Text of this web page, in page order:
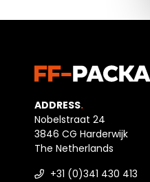
ADDRESS.
Nobelstraat 24
3846 CG Harderwijk
The Netherlands
+31 (0)341 430 413